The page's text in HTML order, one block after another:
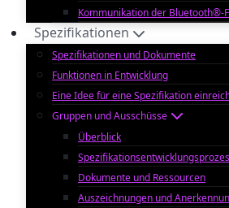
Kommunikation der Bluetooth®-
Spezifikationen
Spezifikationen und Dokumente
Funktionen in Entwicklung
Eine Idee für eine Spezifikation
Gruppen und Ausschüsse
Überblick
Dokumente und Ressourcen
Auszeichnungen und